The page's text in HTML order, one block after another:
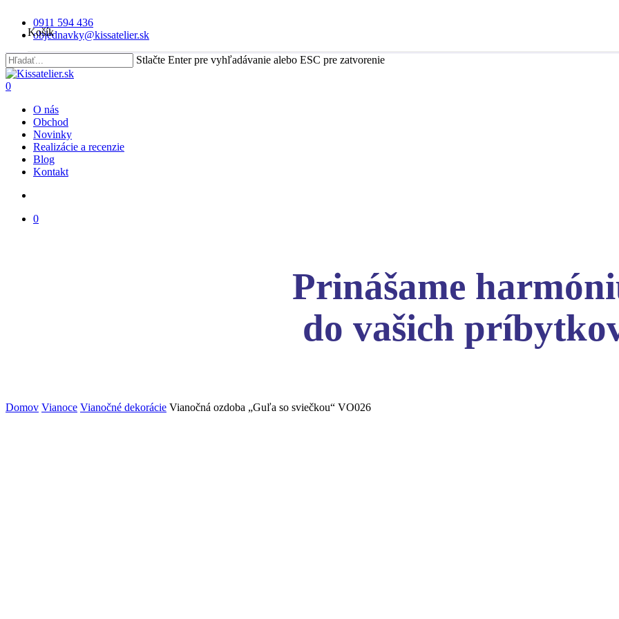
main
0911 594 436
objednavky@kissatelier.sk
Stlačte Enter pre vyhľadávanie alebo ESC pre zatvorenie
Close
Search
search
0
O nás
Obchod
Novinky
Realizácie a recenzie
Blog
Kontakt
0
Košík
Prinášame
do vašich
Domov Vianoce Vianočné dekorácie Vianočná ozdoba „Guľa so sviečkou“ VO026